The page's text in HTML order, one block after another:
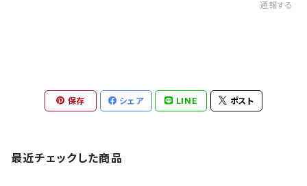
通報する
保存 シェア LINE ポスト
最近チェックした商品